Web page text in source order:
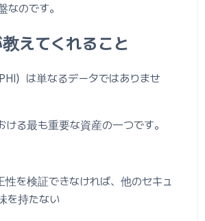
のです。
えてくれること
）は単なるデータではありませ
ける最も重要な資産の一つです。
性を検証できなければ、他のセキュ
を持たない